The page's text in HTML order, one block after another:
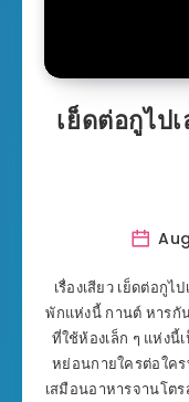
เย็ดต่อกูไป
เรื่องเสียว เย็ดต่อกูไ
พักแห่งนี้ กานต์ หารกั
ที่ใช้ห้องเล็ก ๆ แห่ง
หย่อนกายใครต่อใคร
เสมือนอาหารจานโตร